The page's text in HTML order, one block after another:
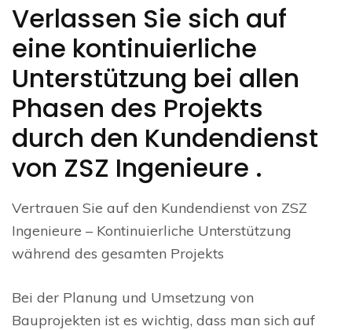
Verlassen Sie sich auf
eine kontinuierliche
Unterstützung bei allen
Phasen des Projekts
durch den Kundendienst
von ZSZ Ingenieure .
Vertrauen Sie auf den Kundendienst von ZSZ
Ingenieure – Kontinuierliche Unterstützung
während des gesamten Projekts
Bei der Planung und Umsetzung von
Bauprojekten ist es wichtig, dass man sich auf